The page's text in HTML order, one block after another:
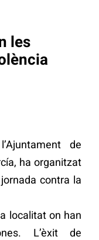
les
de
ha organitzat
contra la
localitat on han
L’èxit de